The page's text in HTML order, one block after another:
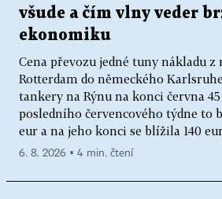
všude a čím vlny veder
ekonomiku
Cena převozu jedné tuny nákladu
Rotterdam do německého
tankery na Rýnu na konci června
posledního červencového týdne to
eur a na jeho konci se blížila 140
6. 8. 2026 ▪ 4 min. čtení